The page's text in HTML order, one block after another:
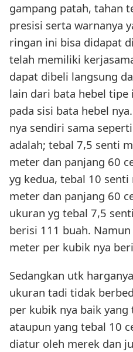
gampang patah, tahan
presisi serta warnanya
ringan ini bisa didapat
telah memiliki
dapat dibeli langsung
lain dari bata hebel
pada sisi bata hebel
nya sendiri sama
adalah; tebal 7,5 senti
meter dan panjang 60
yg kedua, tebal 10
meter dan panjang 60
ukuran yg tebal 7,5
berisi 111 buah.
meter per kubik nya
Sedangkan utk
ukuran tadi tidak
per kubik nya baik
ataupun yang tebal 10
diatur oleh merek dan